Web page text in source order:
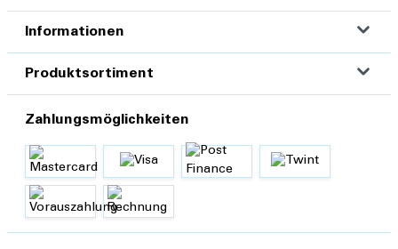
Informationen
Produktsortiment
Zahlungsmöglichkeiten